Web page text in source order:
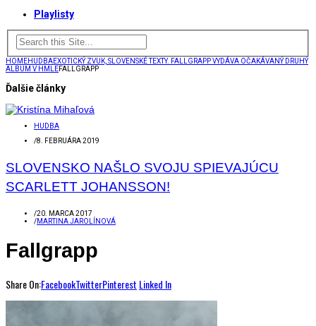
Playlisty
HOMEHUDBAEXOTICKÝ ZVUK, SLOVENSKÉ TEXTY. FALLGRAPP VYDÁVA OČAKÁVANÝ DRUHÝ
ALBUM V HMLEFALLGRAPP
Ďalšie články
HUDBA
/8. FEBRUÁRA 2019
SLOVENSKO NAŠLO SVOJU SPIEVAJÚCU
SCARLETT JOHANSSON!
/20. MARCA 2017
/MARTINA JAROLÍNOVÁ
Fallgrapp
Share On:FacebookTwitterPinterest Linked In